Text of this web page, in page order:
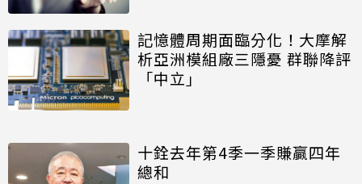
記憶體周期面臨分化！大摩解
析亞洲模組廠三隱憂 群聯降評
「中立」
十銓去年第4季一季賺贏四年
總和